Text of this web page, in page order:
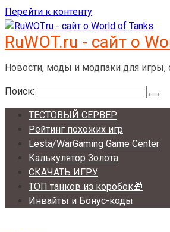
Перейти к контенту
RuWOT.ru - сайт о
Новости, моды и модпаки для игры,
Поиск:
ТЕСТОВЫЙ СЕРВЕР
Рейтинг похожих игр
Lesta/WarGaming Game Center
Калькулятор Золота
СКАЧАТЬ ИГРУ
ТОП танков из коробок🎁
Инвайты и Бонус-коды